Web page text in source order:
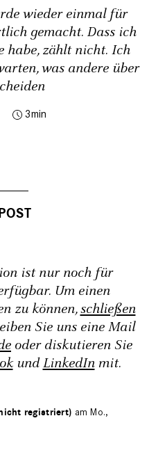
wieder einmal für
gemacht. Dass ich
habe, zählt nicht. Ich
was andere über
3
ist nur noch für
Um einen
zu können,schließen
Sie uns eine Mail
oder diskutieren Sie
undLinkedInmit.
registriert) am Mo.,